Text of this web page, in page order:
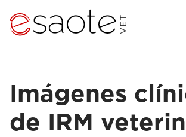
Imágenes
de IRM